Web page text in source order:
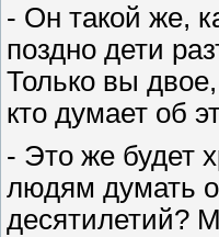
- Он такой же,
поздно дети
Только вы
кто думает об
- Это же будет
людям думать о
десятилетий?